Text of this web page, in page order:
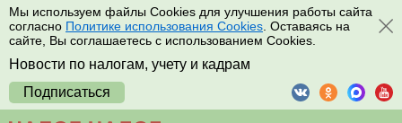
Мы используем файлы Cookies для улучшения работы сайта
согласно Политике использования Cookies . Оставаясь на
сайте, Вы соглашаетесь с использованием Cookies.
Новости по налогам, учету и кадрам
Подписаться